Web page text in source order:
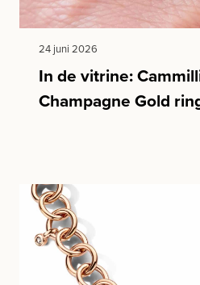
24 juni 2026
In de vitrine:
Champagne Gold